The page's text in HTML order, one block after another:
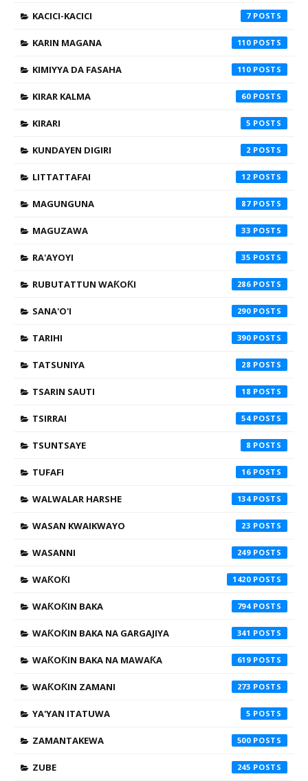
KACICI-KACICI 7
KARIN MAGANA 110
KIMIYYA DA FASAHA 110
KIRAR KALMA 60
KIRARI 5
KUNDAYEN DIGIRI 2
LITTATTAFAI 12
MAGUNGUNA 87
MAGUZAWA 33
RA'AYOYI 35
RUBUTATTUN WAƘOƘI 286
SANA'O'I 290
TARIHI 390
TATSUNIYA 28
TSARIN SAUTI 18
TSIRRAI 54
TSUNTSAYE 8
TUFAFI 16
WALWALAR HARSHE 134
WASAN KWAIKWAYO 23
WASANNI 249
WAƘOƘI 1420
WAƘOƘIN BAKA 794
WAƘOƘIN BAKA NA GARGAJIYA 341
WAƘOƘIN BAKA NA MAWAƘA 619
WAƘOƘIN ZAMANI 273
YA'YAN ITATUWA 5
ZAMANTAKEWA 500
ZUBE 245